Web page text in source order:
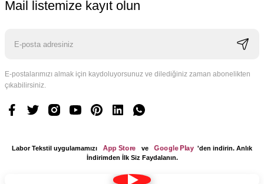
Mail listemize kayıt olun
E-postalarımızı almak için kaydoluyorsunuz ve dilediğiniz zaman abonelikten
çıkabilirsiniz.
Labor Tekstil uygulamamızı App Store ve Google Play 'den indirin. Anlık
İndirimden İlk Siz Faydalanın.